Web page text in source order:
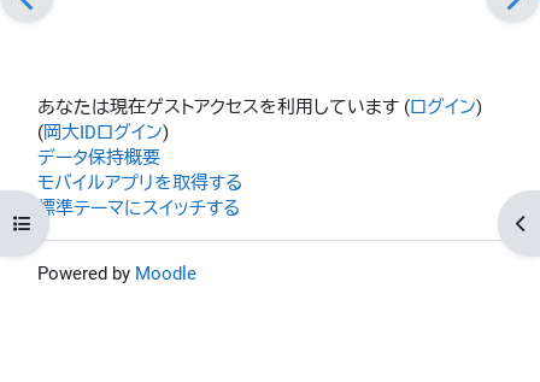
コースインデックスを開く ブ
あなたは現在ゲストアクセスを利用しています (ログイン)
(岡大IDログイン)
データ保持概要
モバイルアプリを取得する
標準テーマにスイッチする
Powered by Moodle